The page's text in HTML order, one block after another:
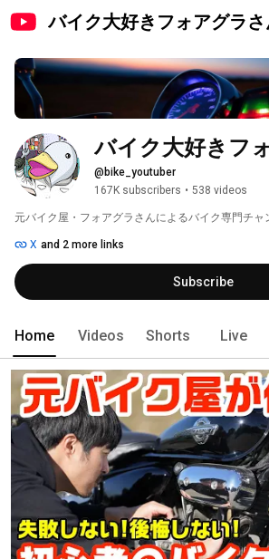
バイク大好きフォアグラ
バイク大好きフ
@bike_youtuber
167K subscribers • 538 videos
元バイク屋・フォアグラさんによるバイク専門チャ
X and 2 more links
Subscribe
Home Videos Shorts Live